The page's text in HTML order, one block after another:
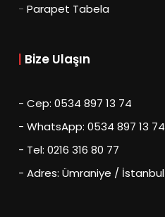
-Parapet Tabela
| Bize Ulaşın
- Cep: 0534 897 13 74
- WhatsApp: 0534 897 13 74
- Tel: 0216 316 80 77
- Adres: Ümraniye / İstanbul